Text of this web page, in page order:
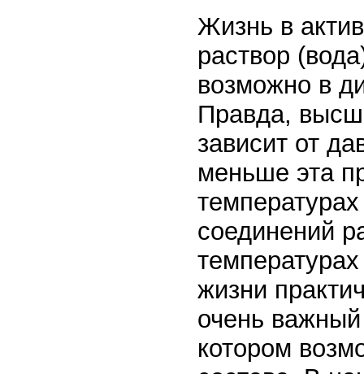
Жизнь в
раствор
возможно в
Правда,
зависит от
меньше эта
соединений
жизни
очень
котором